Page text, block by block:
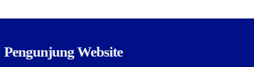
Pengunjung Website